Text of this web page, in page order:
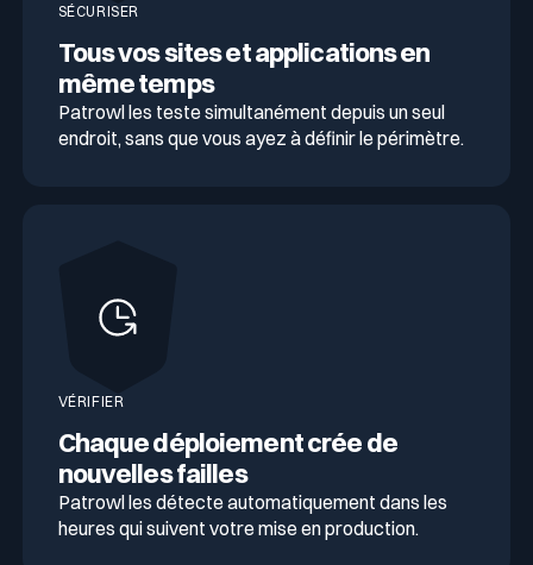
SÉCURISER
Tous vos sites et applications en
même temps
Patrowl les teste simultanément depuis un seul
endroit, sans que vous ayez à définir le périmètre.
VÉRIFIER
Chaque déploiement crée de
nouvelles failles
Patrowl les détecte automatiquement dans les
heures qui suivent votre mise en production.